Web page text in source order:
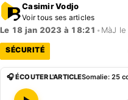
Casimir Vodjo
Voir tous ses articles
Le 18 jan 2023 à 18:21 • MàJ
SÉCURITÉ
🎧 ÉCOUTER L'ARTICLESomalie: 25